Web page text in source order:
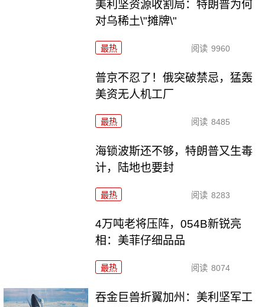
美利坚资源收割局：特朗普为何
对乌稀土\"摊牌\"
最热 阅读 9960
普京不忍了！俄突破禁忌，猛轰
美资无人机工厂
最热 阅读 8485
海锁波斯还不够，特朗普又生毒
计，陆地也要封
最热 阅读 8283
4万吨老将压阵，054B新锐亮
相：美菲仔细品品
最热 阅读 8074
吞金巨兽折翼加州：美利坚军工